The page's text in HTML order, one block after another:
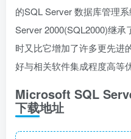
的SQL Server 数据库管理
Server 2000(SQL2000)继
时又比它增加了许多更先进
好与相关软件集成程度高等优
Microsoft SQL
下载地址